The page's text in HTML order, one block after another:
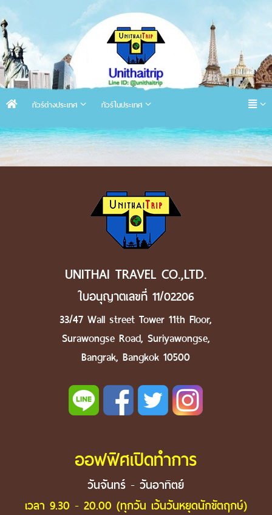
ทัวร์ต่างประเทศ ทัวร์ในประเทศ
UNITHAI TRAVEL CO.,LTD.
ใบอนุญาตเลขที่ 11/02206
33/47 Wall street Tower 11th Floor,
Surawongse Road, Suriyawongse,
Bangrak, Bangkok 10500
ออฟฟิศเปิดทำการ
วันจันทร์ - วันอาทิตย์
เวลา 9.30 - 20.00 (ทุกวัน เว้นวันหยุดนักขัตฤกษ์)